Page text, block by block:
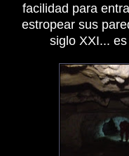
facilidad para
estropear sus
siglo XXI...